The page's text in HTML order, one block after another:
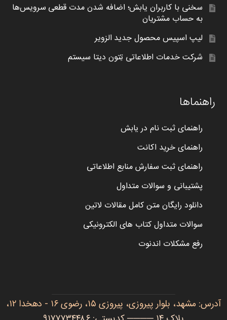
سخنی با کاربران یابش؛ اضافه شدن مدت قطعی سرویس‌ها
به حساب مشتریان
لیپ اسپیس محصول جدید الزویر
شرکت خدمات اطلاعاتی تِتون دیتا سیستم
راهنماها
راهنمای ثبت نام در یابش
راهنمای خرید اکانت
راهنمای ثبت سفارش منابع اطلاعاتی
پشتیبانی و سوالات متداول
دانلود رایگان متن کامل مقالات لاتین
سوالات متداول کتاب های الکترونیکی
رفع مشکلات اندنوت
آدرس: مشهد، بلوار پیروزی، پیروزی ۱۵، رضوی ۱۶ - دهخدا ۱۲،